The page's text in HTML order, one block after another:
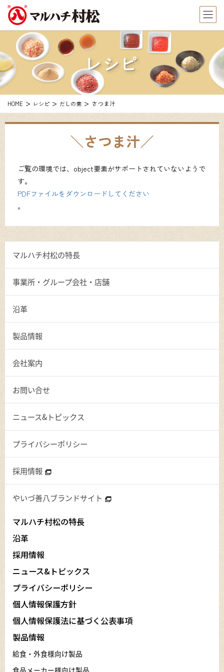
レシピ
HOME レシピ だしの素 さつま汁
さつま汁
ご覧の環境では、object要素がサポートされていないようで
す。
PDFファイルをダウンロードしてください
。
マルハチ村松の特長
事業所・グループ会社・店舗
沿革
製品情報
会社案内
お問い合せ
ニュース&トピックス
プライバシーポリシー
採用情報
やいづ善八ブランドサイト
マルハチ村松の特長
沿革
採用情報
ニュース&トピックス
プライバシーポリシー
個人情報保護方針
個人情報保護法に基づく公表事項
製品情報
給食・外食様向け製品